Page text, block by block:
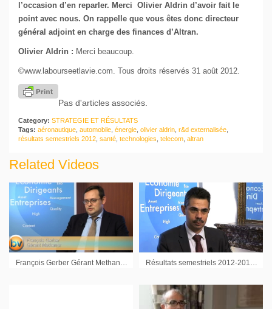
l’occasion d’en reparler. Merci Olivier Aldrin d’avoir fait le
point avec nous. On rappelle que vous êtes donc directeur
général adjoint en charge des finances d’Altran.
Olivier Aldrin : Merci beaucoup.
©www.labourseetlavie.com. Tous droits réservés 31 août 2012.
Pas d'articles associés.
Category: STRATEGIE ET RÉSULTATS
Tags: aéronautique automobile énergie olivier aldrin r&d externalisée
résultats semestriels 2012 santé technologies telecom altran
Related Videos
François Gerber Gérant Methanor : « Nous finançons des unités plus grosses » Résultats semestriels 2012-2013 : Interview d’Eric Matteucci Président du Directoire de SII